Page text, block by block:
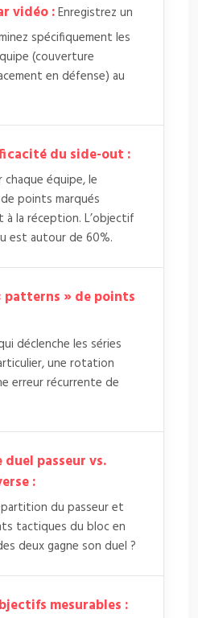
vidéo :Enregistrez un
spécifiquement les
(couverture
en défense) au
du side-out :
chaque équipe, le
points marqués
à la réception. L’objectif
est autour de 60%.
patterns » de points
déclenche les séries
une rotation
erreur récurrente de
duel passeur vs.
:
du passeur et
tactiques du bloc en
deux gagne son duel ?
mesurables :